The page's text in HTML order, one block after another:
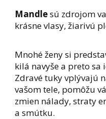
Mandlesú zdrojom
krásne vlasy, žiarivú
Mnohé ženy si
kilá navyše a preto sa
Zdravé tuky vplývajú
vašom tele, pomôžu
zmien nálady, straty
a smútku.